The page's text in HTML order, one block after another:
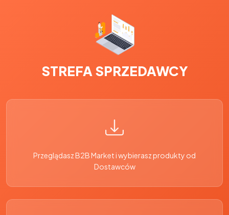
STREFA SPRZEDAWCY
Przeglądasz B2B Market i wybierasz produkty od
Dostawców